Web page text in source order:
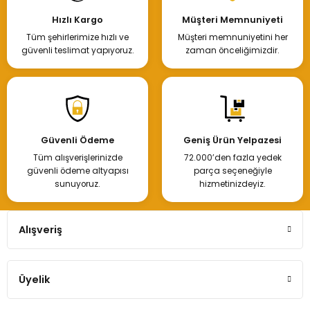
Hızlı Kargo
Tüm şehirlerimize hızlı ve
güvenli teslimat yapıyoruz.
Müşteri Memnuniyeti
Müşteri memnuniyetini her
zaman önceliğimizdir.
Güvenli Ödeme
Tüm alışverişlerinizde
güvenli ödeme altyapısı
sunuyoruz.
Geniş Ürün Yelpazesi
72.000’den fazla yedek
parça seçeneğiyle
hizmetinizdeyiz.
Alışveriş
Üyelik